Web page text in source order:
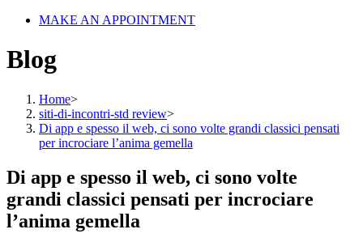
MAKE AN APPOINTMENT
Blog
Home>
siti-di-incontri-std review>
Di app e spesso il web, ci sono volte grandi classici pensati
per incrociare l’anima gemella
Di app e spesso il web, ci sono volte
grandi classici pensati per incrociare
l’anima gemella